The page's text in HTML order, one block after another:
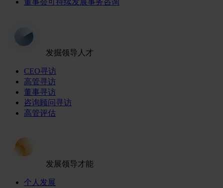
董事会可持续发展事务咨询
发掘领导人才
CEO寻访
高管寻访
董事寻访
咨询顾问寻访
高管评估
发展领导才能
个人发展